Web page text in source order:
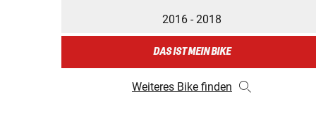
2016 - 2018
DAS IST MEIN BIKE
Weiteres Bike finden